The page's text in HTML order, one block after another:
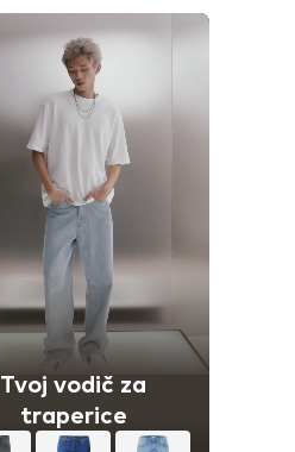
Tvoj vodič za
traperice